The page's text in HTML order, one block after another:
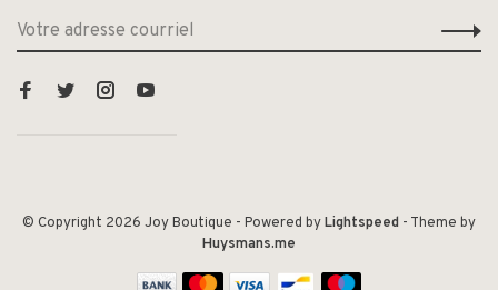
© Copyright 2026 Joy Boutique - Powered byLightspeed - Theme by
Huysmans.me